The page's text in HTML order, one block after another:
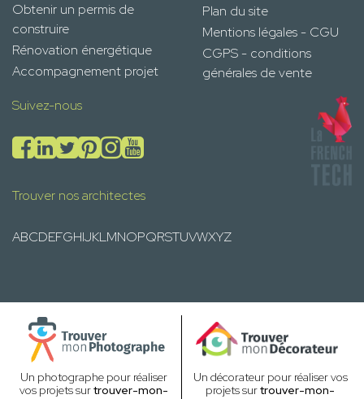
Obtenir un permis de
construire
Rénovation énergétique
Accompagnement projet
Plan du site
Mentions légales - CGU
CGPS - conditions
générales de vente
Suivez-nous
Trouver nos architectes
ABCDEFGHIJKLMNOPQRSTUVWXYZ
Un photographe pour réaliser
vos projets surtrouver-mon-
Un décorateur pour réaliser vos
projets surtrouver-mon-